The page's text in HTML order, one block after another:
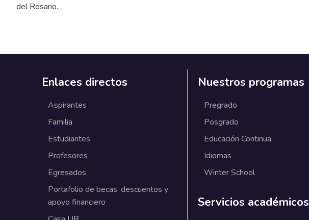
del Rosario.
Enlaces directos
Aspirantes
Familia
Estudiantes
Profesores
Egresados
Portafolio de becas, descuentos y
apoyo financiero
Nuestros programas
Pregrado
Posgrado
Educación Continua
Idiomas
Winter School
Servicios académicos